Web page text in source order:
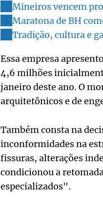
Mineiros vencem
Maratona de BH
Tradição, cultura e
Essa empresa
4,6 milhões
janeiro deste ano. O
arquitetônicos e de
Também consta na
inconformidades na
fissuras, alterações
condicionou a
especializados".